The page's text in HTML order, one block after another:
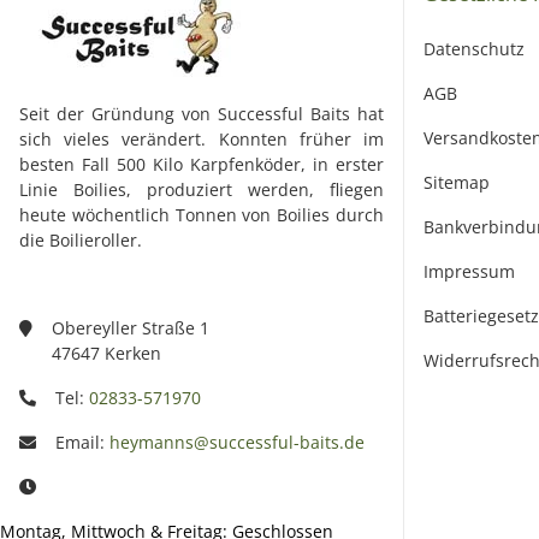
Seit der Gründung von Successful Baits hat
sich vieles verändert. Konnten früher im
besten Fall 500 Kilo Karpfenköder, in erster
Linie Boilies, produziert werden, fliegen
heute wöchentlich Tonnen von Boilies durch
die Boilieroller.
Obereyller Straße 1
47647 Kerken
Tel: 02833-571970
Email: heymanns@successful-baits.de
Montag, Mittwoch & Freitag: Geschlossen
Datenschutz
AGB
Sitemap
Impressum